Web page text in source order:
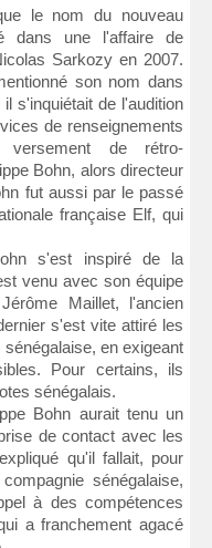
le nom du nouveau
dans une l'affaire de
Sarkozy en 2007.
son nom dans
s'inquiétait de l'audition
de renseignements
de rétro-
Bohn, alors directeur
fut aussi par le passé
française Elf, qui
s'est inspiré de la
venu avec son équipe
Maillet, l'ancien
s'est vite attiré les
en exigeant
Pour certains, ils
sénégalais.
Bohn aurait tenu un
de contact avec les
qu'il fallait, pour
sénégalaise,
à des compétences
a franchement agacé